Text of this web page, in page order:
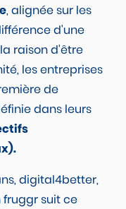
, alignée sur les
d'une
raison d'être
les entreprises
de
dans leurs
digital4better,
fruggr suit ce